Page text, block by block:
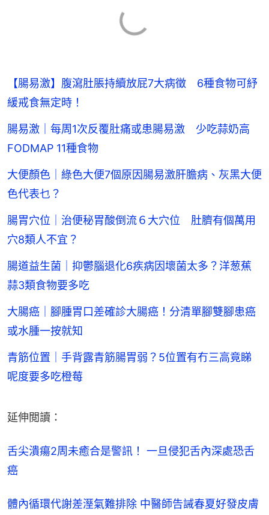
【腸易激】腹瀉肚脹持續放屁7大病徵 6種食物可紓
緩戒食無定時！
腸易激｜每周1次反覆肚痛或患腸易激 少吃蒜奶高
FODMAP 11種食物
大便顏色｜綠色大便7個原因腸易激肝膽病、灰黑大便
色代表乜？
腸胃穴位｜治便秘胃酸倒流６大穴位 肚臍有個萬用
穴8類人不宜？
腸道益生菌｜抑鬱腦退化6疾病因壞菌太多？洋葱蕉
蒜3類食物要多吃
大腸癌｜腳腫胃口差確診大腸癌！分清單腳雙腳患癌
或水腫一按就知
青筋位置｜手背露青筋腸胃弱？5位置有冇三高竟睇
呢度要多吃橙莓
延伸閲讀：
舌尖潰瘍2周未癒合是警訊！ 一旦侵犯舌內深處恐舌
癌
體內循環代謝差溼氣難排除 中醫師告誡春夏好發皮膚